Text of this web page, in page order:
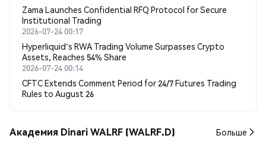
Zama Launches Confidential RFQ Protocol for Secure
Institutional Trading
2026-07-24 00:17
Hyperliquid's RWA Trading Volume Surpasses Crypto
Assets, Reaches 54% Share
2026-07-24 00:14
CFTC Extends Comment Period for 24/7 Futures Trading
Rules to August 26
Академия Dinari WALRF (WALRF.D) Больше